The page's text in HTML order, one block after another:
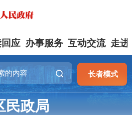
应 办事服务 互动交流 走进
长者模式
民政局